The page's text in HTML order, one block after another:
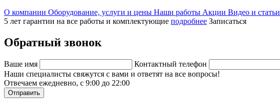
О компании Оборудование, услуги и цены Наши работы Акции Видео и статьи
5 лет гарантии на все работы и комплектующие подробнее Записаться
Обратный звонок
Ваше имя
Контактный телефон
Наши специалисты свяжутся с вами и ответят на все вопросы!
Отвечаем ежедневно, с 9:00 до 22:00
Отправить